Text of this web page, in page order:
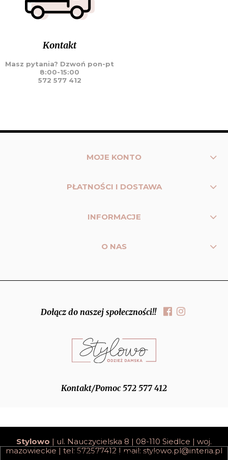
Kontakt
Masz pytania? Dzwoń pon-pt
8:00-15:00
572 577 412
MOJE KONTO
PŁATNOŚCI I DOSTAWA
INFORMACJE
O NAS
Dołącz do naszej społeczności!!
Kontakt/Pomoc 572 577 412
Stylowo | ul. Nauczycielska 8 | 08-110 Siedlce | woj.
mazowieckie | tel: 572577412 | mail: stylowo.pl@interia.pl
pokaż pełną wersję strony